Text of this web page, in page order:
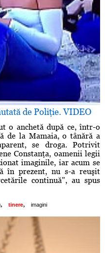
de Poliţie. VIDEO
o anchetă după ce, într-o
de la Mamaia, o tânără a
se droga. Potrivit
Constanţa, oamenii legii
imaginile, iar acum se
în prezent, nu s-a reuşit
continuă", au spus
, tinere, imagini